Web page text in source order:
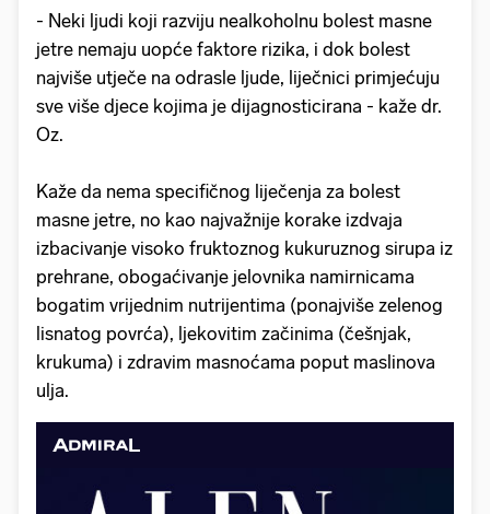
- Neki ljudi koji razviju nealkoholnu bolest masne
jetre nemaju uopće faktore rizika, i dok bolest
najviše utječe na odrasle ljude, liječnici primjećuju
sve više djece kojima je dijagnosticirana - kaže dr.
Oz.
Kaže da nema specifičnog liječenja za bolest
masne jetre, no kao najvažnije korake izdvaja
izbacivanje visoko fruktoznog kukuruznog sirupa iz
prehrane, obogaćivanje jelovnika namirnicama
bogatim vrijednim nutrijentima (ponajviše zelenog
lisnatog povrća), ljekovitim začinima (češnjak,
krukuma) i zdravim masnoćama poput maslinova
ulja.